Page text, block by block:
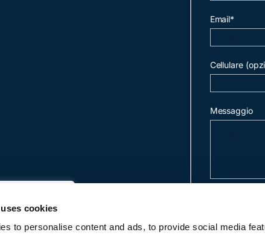
cookies
to personalise content and ads, to provide social media
di
Email*
Cellulare
Messaggio